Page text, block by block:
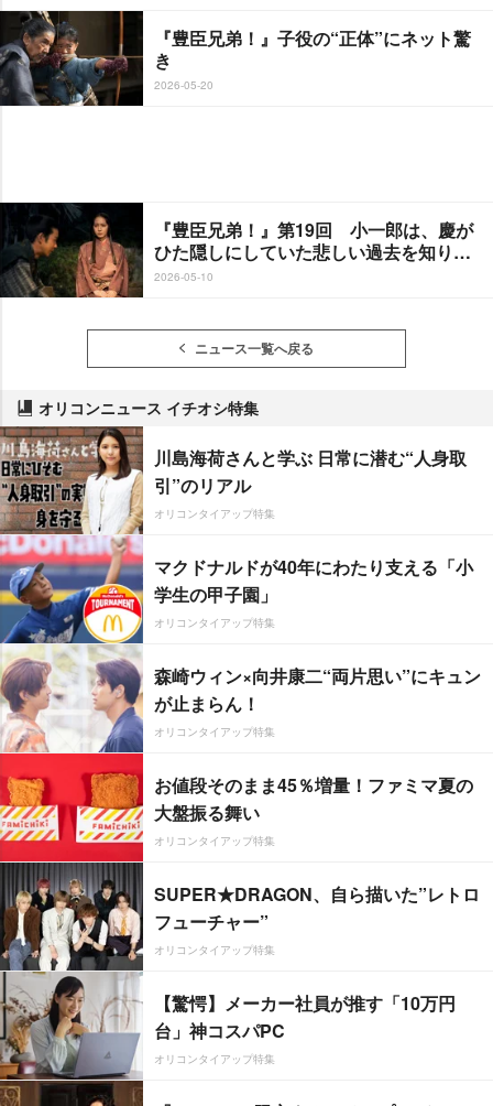
『豊臣兄弟！』子役の“正体”にネット驚
き
2026-05-20
『豊臣兄弟！』第19回 小一郎は、慶が
ひた隠しにしていた悲しい過去を知り…
2026-05-10
ニュース一覧へ戻る
オリコンニュース イチオシ特集
川島海荷さんと学ぶ 日常に潜む“人身取
引”のリアル
オリコンタイアップ特集
マクドナルドが40年にわたり支える「小
学生の甲子園」
オリコンタイアップ特集
森崎ウィン×向井康二“両片思い”にキュン
が止まらん！
オリコンタイアップ特集
お値段そのまま45％増量！ファミマ夏の
大盤振る舞い
オリコンタイアップ特集
SUPER★DRAGON、自ら描いた”レトロ
フューチャー”
オリコンタイアップ特集
【驚愕】メーカー社員が推す「10万円
台」神コスパPC
オリコンタイアップ特集